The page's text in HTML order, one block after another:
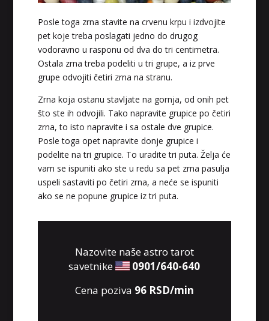
Posle toga zrna stavite na crvenu krpu i izdvojite
pet koje treba poslagati jedno do drugog
vodoravno u rasponu od dva do tri centimetra.
Ostala zrna treba podeliti u tri grupe, a iz prve
grupe odvojiti četiri zrna na stranu.
Zrna koja ostanu stavljate na gornja, od onih pet
što ste ih odvojili. Tako napravite grupice po četiri
zrna, to isto napravite i sa ostale dve grupice.
Posle toga opet napravite donje grupice i
podelite na tri grupice. To uradite tri puta. Želja će
vam se ispuniti ako ste u redu sa pet zrna pasulja
uspeli sastaviti po četiri zrna, a neće se ispuniti
ako se ne popune grupice iz tri puta.
Nazovite naše astro tarot
savetnike
0901/640-640
Cena poziva 96 RSD/min